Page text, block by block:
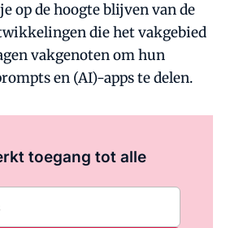
op de hoogte blijven van de
die het vakgebied
vakgenoten om hun
en (AI)-apps te delen.
toegang tot alle